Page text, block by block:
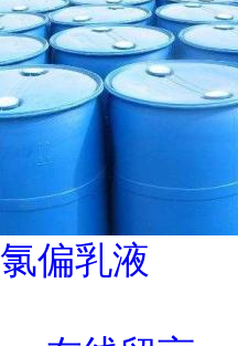
氯偏乳液